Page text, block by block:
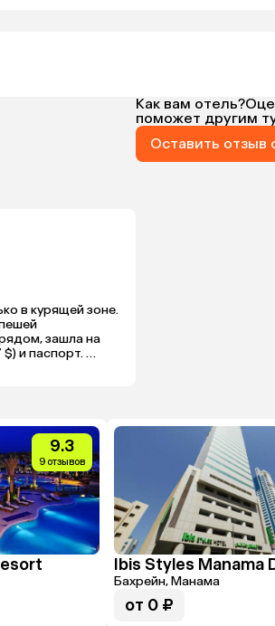
в курящей зоне.
зашла на
и паспорт.
Как вам отель?
поможет другим
Оставить отзыв
9.3
9 отзывов
Бахрейн, Манама
от 0 ₽